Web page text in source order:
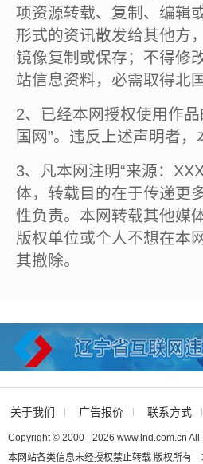
项资源转载、复制、编辑
形式的资讯散发给其他方
镜像复制或保存；不得修
站信息资料，必需取得北
2、已经本网授权使用作
国网”。违反上述声明者
3、凡本网注明“来源：
体，转载目的在于传递更
性负责。本网转载其他媒
版权单位或个人不想在本
其撤除。
关于我们 广告报价 联系方式
Copyright © 2000 - 2026 www.lnd.com.cn All
本网站各类信息未经授权禁止转载 版权所有